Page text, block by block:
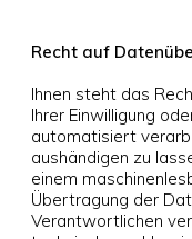
Recht auf
Ihnen steht das
Ihrer Einwilligung
automatisiert
aushändigen zu
einem
Übertragung der
Verantwortlichen